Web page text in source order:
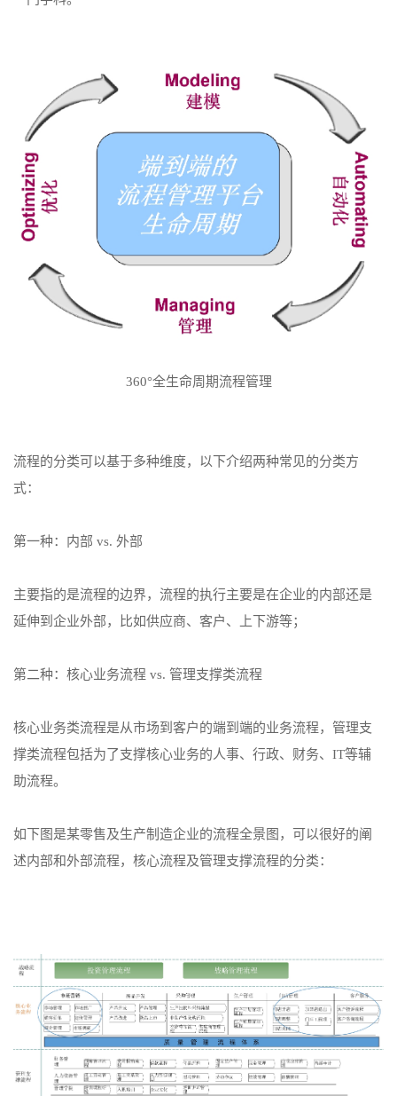
360°全生命周期流程管理
流程的分类可以基于多种维度，以下介绍两种常见的分类方
式：
第一种：内部 vs. 外部
主要指的是流程的边界，流程的执行主要是在企业的内部还是
延伸到企业外部，比如供应商、客户、上下游等；
第二种：核心业务流程 vs. 管理支撑类流程
核心业务类流程是从市场到客户的端到端的业务流程，管理支
撑类流程包括为了支撑核心业务的人事、行政、财务、IT等辅
助流程。
如下图是某零售及生产制造企业的流程全景图，可以很好的阐
述内部和外部流程，核心流程及管理支撑流程的分类：